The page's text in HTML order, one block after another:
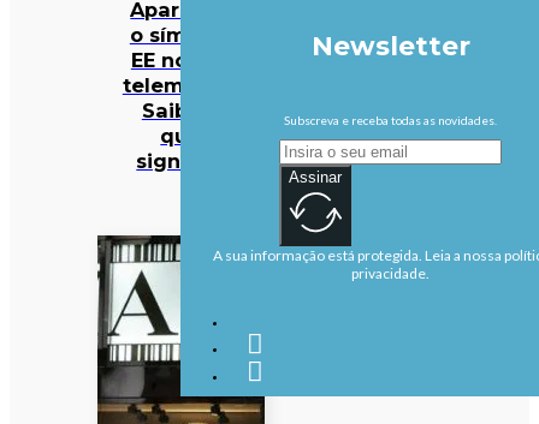
Apareceu
o símbolo
EE no seu
telemóvel?
Saiba o
que
significa
Newsletter
Subscreva e receba todas as novidades.
Assinar
A sua informação está protegida. Leia a nossa
privacidade.